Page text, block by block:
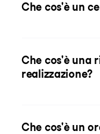
Che cos'è un
Che cos'è una
realizzazione?
Che cos'è un